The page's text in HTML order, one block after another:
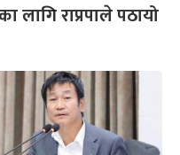
लागि राप्रपाले पठायो